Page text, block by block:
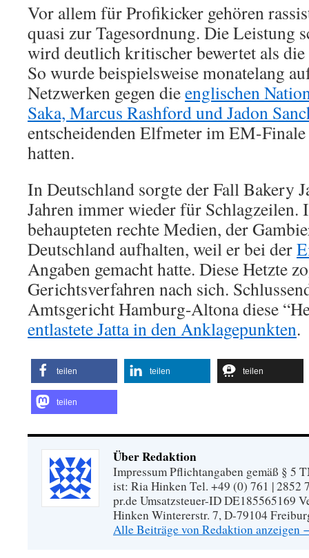
Vor allem für Profikicker gehören
quasi zur Tagesordnung. Die Leistung
wird deutlich kritischer bewertet als
So wurde beispielsweise monatelang
Netzwerken gegen dieenglischen
Saka, Marcus Rashford und Jadon
entscheidenden Elfmeter im EM-
hatten.
In Deutschland sorgte der Fall Bakery
Jahren immer wieder für Schlagzeilen.
behaupteten rechte Medien, der
Deutschland aufhalten, weil er bei der
Angaben gemacht hatte. Diese Hetzte
Gerichtsverfahren nach sich.
Amtsgericht Hamburg-Altona diese
entlastete Jatta in den Anklagepunkten.
teilen teilen teilen
teilen
Über Redaktion
Impressum Pflichtangaben gemäß § 5
ist: Ria Hinken Tel. +49 (0) 761 | 2852
pr.de Umsatzsteuer-ID DE185565169
Hinken Wintererstr. 7, D-79104
Alle Beiträge von Redaktion anzeigen